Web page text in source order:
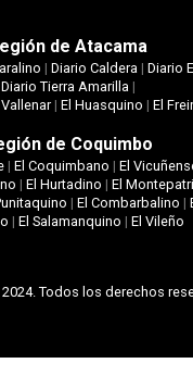
de Atacama
| Diario Caldera| Diario
Diario Tierra Amarilla|
| El Huasquino | El
de Coquimbo
| El Coquimbano | El
| El Hurtadino | El
|El Combarbalino |
| El Salamanquino | El Vileño
Todos los derechos